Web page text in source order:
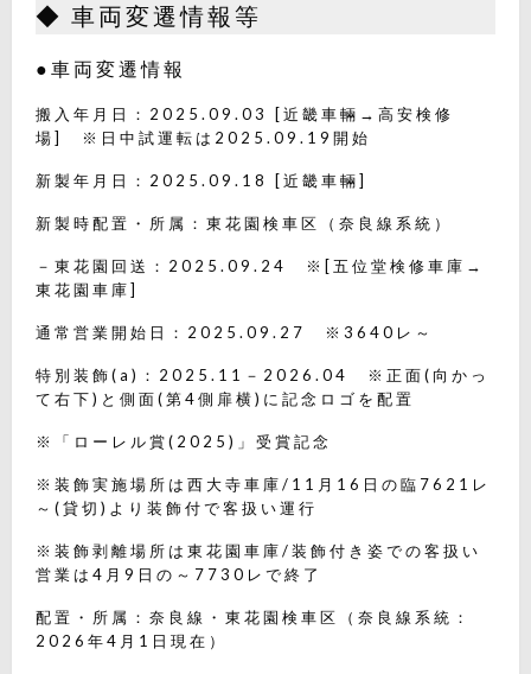
◆ 車両変遷情報等
●車両変遷情報
搬入年月日：2025.09.03 [近畿車輛→高安検修
場] ※日中試運転は2025.09.19開始
新製年月日：2025.09.18 [近畿車輛]
新製時配置・所属：東花園検車区（奈良線系統）
－東花園回送：2025.09.24 ※[五位堂検修車庫→
東花園車庫]
通常営業開始日：2025.09.27 ※3640レ～
特別装飾(a)：2025.11－2026.04 ※正面(向かっ
て右下)と側面(第4側扉横)に記念ロゴを配置
※「ローレル賞(2025)」受賞記念
※装飾実施場所は西大寺車庫/11月16日の臨7621レ
～(貸切)より装飾付で客扱い運行
※装飾剥離場所は東花園車庫/装飾付き姿での客扱い
営業は4月9日の～7730レで終了
配置・所属：奈良線・東花園検車区（奈良線系統：
2026年4月1日現在）